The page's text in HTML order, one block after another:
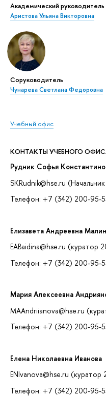
Академический руководитель
Аристова Ульяна Викторовна
Соруководитель
Чунарева Светлана Федоровна
Учебный офис
КОНТАКТЫ УЧЕБНОГО
Рудник Софья
SKRudnik@hse.ru
Телефон: +7 (342) 200-95-
Елизавета Андреевна
EABaidina@hse.ru (куратор
Телефон: +7 (342) 200-95-
Мария Алексеевна
MAAndriianova@hse.ru
Телефон: +7 (342) 200-95-
Елена Николаевна Иванова
ENIvanova@hse.ru (куратор
Телефон: +7 (342) 200-95-